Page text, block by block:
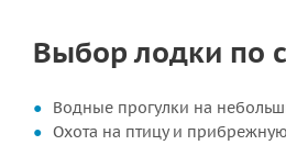
Выбор лодки по
Водные прогулки на
Охота на птицу и